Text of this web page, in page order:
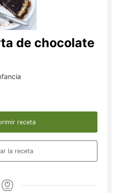
de chocolate
receta
la receta